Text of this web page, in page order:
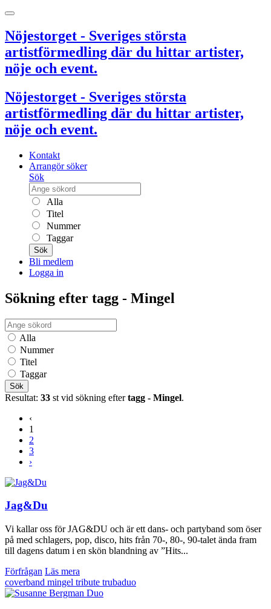
Nöjestorget - Sveriges största
artistförmedling där du hittar artister,
nöje och event.
Nöjestorget - Sveriges största
artistförmedling där du hittar artister,
nöje och event.
Kontakt
Arrangör söker
Sök
Alla
Titel
Nummer
Taggar
Sök
Bli medlem
Logga in
Sökning efter tagg - Mingel
Alla
Nummer
Titel
Taggar
Sök
Resultat: 33 st vid sökning eftertagg - Mingel.
‹
1
2
3
›
Jag&Du
Vi kallar oss för JAG&DU och är ett dans- och partyband som öser
på med schlagers, pop, disco, hits från 70-, 80-, 90-talet ända fram
till dagens datum i en skön blandning av ”Hits...
Förfrågan Läs mera
coverband mingel tribute trubaduo